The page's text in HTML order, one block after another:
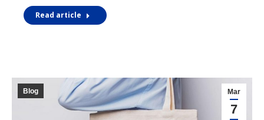
Read article
Mar
7
Blog